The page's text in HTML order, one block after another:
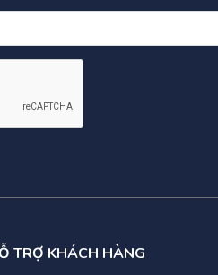
TRỢ KHÁCH HÀNG